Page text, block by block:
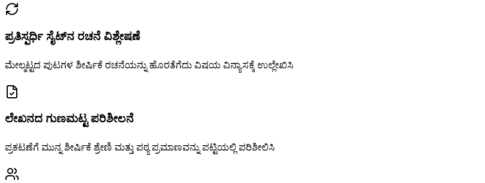
ಪ್ರತಿಸ್ಪರ್ಧಿ ಸೈಟ್‌ನ ರಚನೆ ವಿಶ್ಲೇಷಣೆ
ಮೇಲ್ಮಟ್ಟದ ಪುಟಗಳ ಶೀರ್ಷಿಕೆ ರಚನೆಯನ್ನು ಹೊರತೆಗೆದು ವಿಷಯ ವಿನ್ಯಾಸಕ್ಕೆ ಉಲ್ಲೇಖಿಸಿ
ಲೇಖನದ ಗುಣಮಟ್ಟ ಪರಿಶೀಲನೆ
ಪ್ರಕಟಣೆಗೆ ಮುನ್ನ ಶೀರ್ಷಿಕೆ ಶ್ರೇಣಿ ಮತ್ತು ಪಠ್ಯ ಪ್ರಮಾಣವನ್ನು ಪಟ್ಟಿಯಲ್ಲಿ ಪರಿಶೀಲಿಸಿ